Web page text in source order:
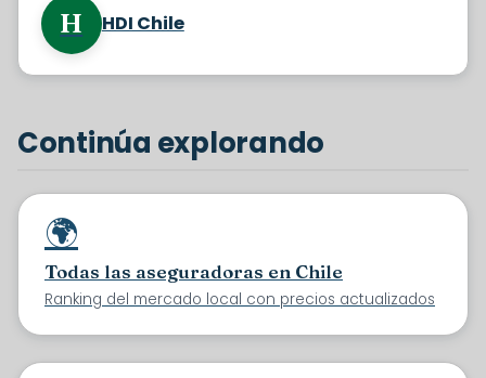
H HDI Chile
Continúa explorando
🌍
Todas las aseguradoras en Chile
Ranking del mercado local con precios actualizados